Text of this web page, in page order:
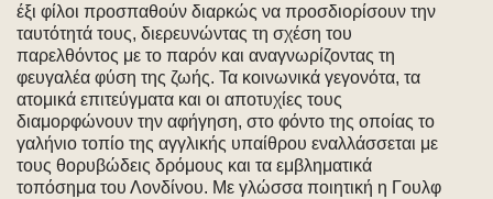
έξι φίλοι προσπαθούν διαρκώς να προσδιορίσουν την
ταυτότητά τους, διερευνώντας τη σχέση του
παρελθόντος με το παρόν και αναγνωρίζοντας τη
φευγαλέα φύση της ζωής. Τα κοινωνικά γεγονότα, τα
ατομικά επιτεύγματα και οι αποτυχίες τους
διαμορφώνουν την αφήγηση, στο φόντο της οποίας το
γαλήνιο τοπίο της αγγλικής υπαίθρου εναλλάσσεται με
τους θορυβώδεις δρόμους και τα εμβληματικά
τοπόσημα του Λονδίνου. Με γλώσσα ποιητική η Γουλφ